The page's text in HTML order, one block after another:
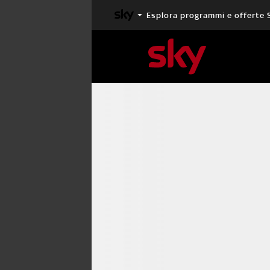
Esplora programmi e offerte